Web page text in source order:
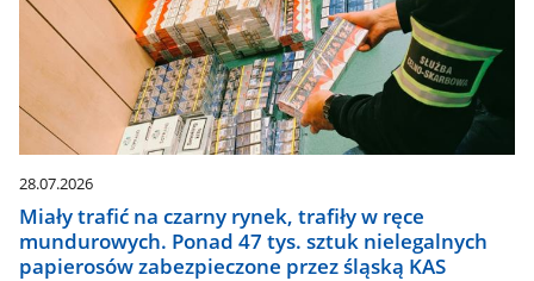
28.07.2026
Miały trafić na czarny rynek, trafiły w ręce
mundurowych. Ponad 47 tys. sztuk nielegalnych
papierosów zabezpieczone przez śląską KAS